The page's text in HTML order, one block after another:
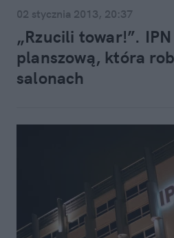
02 stycznia 2013, 20:37
„Rzucili towar!”. IPN
planszową, która
salonach